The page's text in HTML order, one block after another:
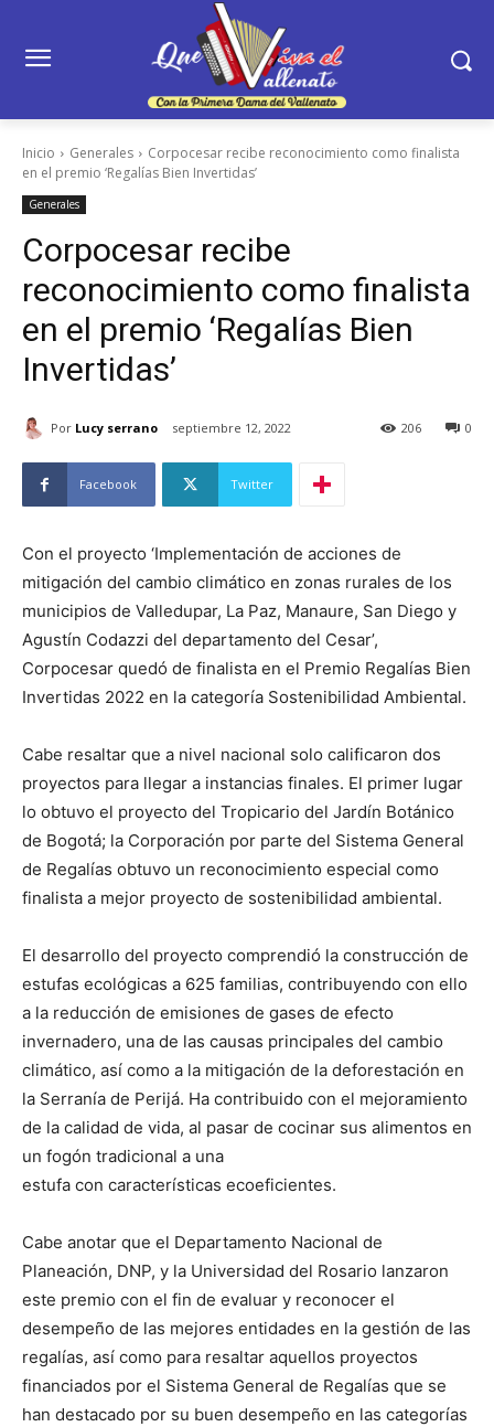
Inicio Generales
Corpocesar recibe reconocimiento como finalista
en el premio ‘Regalías Bien Invertidas’
Generales
Corpocesar recibe
reconocimiento como finalista
en el premio ‘Regalías Bien
Invertidas’
Por Lucy serrano septiembre 12, 2022 0
206
Facebook Twitter
Con el proyecto ‘Implementación de acciones de
mitigación del cambio climático en zonas rurales de los
municipios de Valledupar, La Paz, Manaure, San Diego y
Agustín Codazzi del departamento del Cesar’,
Corpocesar quedó de finalista en el Premio Regalías Bien
Invertidas 2022 en la categoría Sostenibilidad Ambiental.
Cabe resaltar que a nivel nacional solo calificaron dos
proyectos para llegar a instancias finales. El primer lugar
lo obtuvo el proyecto del Tropicario del Jardín Botánico
de Bogotá; la Corporación por parte del Sistema General
de Regalías obtuvo un reconocimiento especial como
finalista a mejor proyecto de sostenibilidad ambiental.
El desarrollo del proyecto comprendió la construcción de
estufas ecológicas a 625 familias, contribuyendo con ello
a la reducción de emisiones de gases de efecto
invernadero, una de las causas principales del cambio
climático, así como a la mitigación de la deforestación en
la Serranía de Perijá. Ha contribuido con el mejoramiento
de la calidad de vida, al pasar de cocinar sus alimentos en
un fogón tradicional a una
estufa con características ecoeficientes.
Cabe anotar que el Departamento Nacional de
Planeación, DNP, y la Universidad del Rosario lanzaron
este premio con el fin de evaluar y reconocer el
desempeño de las mejores entidades en la gestión de las
regalías, así como para resaltar aquellos proyectos
financiados por el Sistema General de Regalías que se
han destacado por su buen desempeño en las categorías